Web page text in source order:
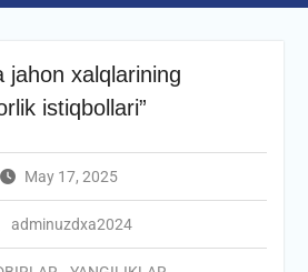
jahon xalqlarining
istiqbollari”
May 17, 2025
adminuzdxa2024